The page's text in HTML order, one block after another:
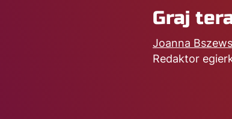
Graj
Joanna
Redaktor